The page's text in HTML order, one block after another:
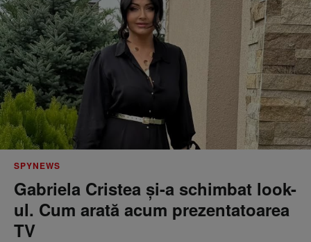
SPYNEWS
Gabriela Cristea și-a schimbat look-
ul. Cum arată acum prezentatoarea
TV